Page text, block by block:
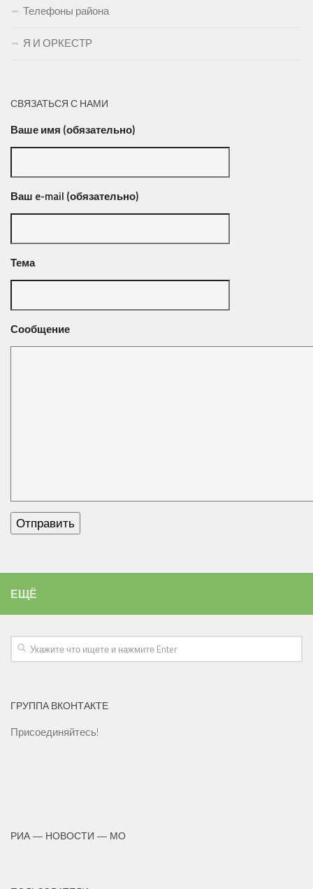
Телефоны района
Я И ОРКЕСТР
СВЯЗАТЬСЯ С НАМИ
Ваше имя (обязательно)
Ваш e-mail (обязательно)
Тема
Сообщение
ЕЩЁ
ГРУППА ВКОНТАКТЕ
Присоединяйтесь!
РИА — НОВОСТИ — МО